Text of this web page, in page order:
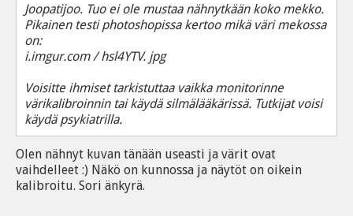
Joopatijoo. Tuo ei ole mustaa nähnytkään koko mekko.
Pikainen testi photoshopissa kertoo mikä väri mekossa
on:
i.imgur.com / hsl4YTV. jpg
Voisitte ihmiset tarkistuttaa vaikka monitorinne
värikalibroinnin tai käydä silmälääkärissä. Tutkijat voisi
käydä psykiatrilla.
Olen nähnyt kuvan tänään useasti ja värit ovat
vaihdelleet :) Näkö on kunnossa ja näytöt on oikein
kalibroitu. Sori änkyrä.